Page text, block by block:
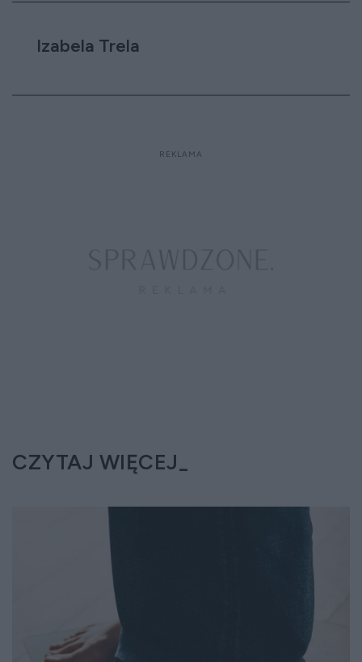
Izabela Trela
CZYTAJ WIĘCEJ